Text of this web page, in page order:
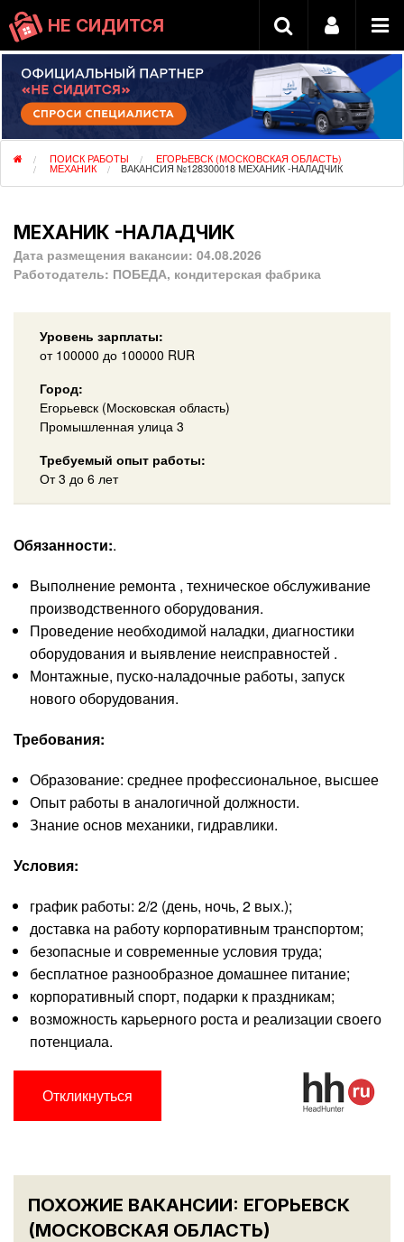
НЕ СИДИТСЯ
ПОИСК РАБОТЫ ЕГОРЬЕВСК (МОСКОВСКАЯ ОБЛАСТЬ)
МЕХАНИК ВАКАНСИЯ №128300018 МЕХАНИК -НАЛАДЧИК
МЕХАНИК -НАЛАДЧИК
Дата размещения вакансии: 04.08.2026
Работодатель: ПОБЕДА, кондитерская фабрика
Уровень зарплаты:
от 100000 до 100000 RUR
Город:
Егорьевск (Московская область)
Промышленная улица 3
Требуемый опыт работы:
От 3 до 6 лет
Обязанности:.
Выполнение ремонта , техническое обслуживание
производственного оборудования.
Проведение необходимой наладки, диагностики
оборудования и выявление неисправностей .
Монтажные, пуско-наладочные работы, запуск
нового оборудования.
Требования:
Образование: среднее профессиональное, высшее
Опыт работы в аналогичной должности.
Знание основ механики, гидравлики.
Условия:
график работы: 2/2 (день, ночь, 2 вых.);
доставка на работу корпоративным транспортом;
безопасные и современные условия труда;
бесплатное разнообразное домашнее питание;
корпоративный спорт, подарки к праздникам;
возможность карьерного роста и реализации своего
потенциала.
Откликнуться
ПОХОЖИЕ ВАКАНСИИ: ЕГОРЬЕВСК
(МОСКОВСКАЯ ОБЛАСТЬ)